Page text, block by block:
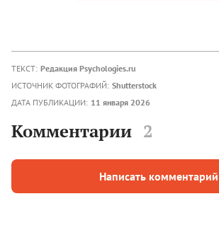
ТЕКСТ: Редакция Psychologies.ru
ИСТОЧНИК ФОТОГРАФИЙ: Shutterstock
ДАТА ПУБЛИКАЦИИ: 11 января 2026
Комментарии 2
Написать комментарий